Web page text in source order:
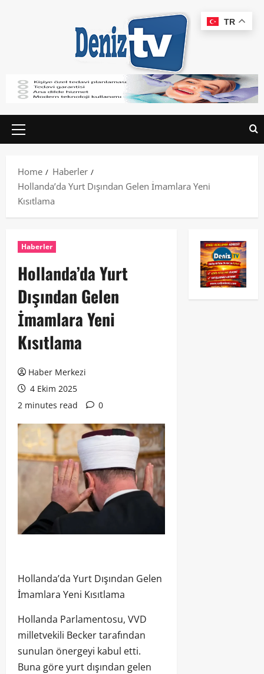
Home
Haberler
Hollanda’da Yurt Dışından Gelen İmamlara Yeni
Kısıtlama
Haberler
Hollanda’da Yurt
Dışından Gelen
İmamlara Yeni
Kısıtlama
Haber Merkezi
4 Ekim 2025
2 minutes read
0
Hollanda’da Yurt Dışından Gelen
İmamlara Yeni Kısıtlama
Hollanda Parlamentosu, VVD
milletvekili Becker tarafından
sunulan önergeyi kabul etti.
Buna göre yurt dışından gelen
TR